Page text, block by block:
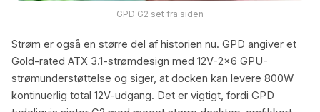
GPD G2 set fra siden
Strøm er også en større del af historien nu. GPD angiver et
Gold-rated ATX 3.1-strømdesign med 12V-2×6 GPU-
strømunderstøttelse og siger, at docken kan levere 800W
kontinuerlig total 12V-udgang. Det er vigtigt, fordi GPD